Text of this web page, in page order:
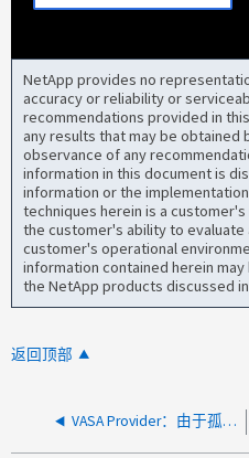
NetApp provides no
accuracy or reliability or
recommendations provided in
any results that may be
observance of any
information in this document is
information or the
techniques herein is a
the customer's ability to
customer's operational
information contained herein
the NetApp products discussed
返回顶部
VASA Provider：由于孤立对象 LUN，NetApp vVol 上的对象存储警报无法清除（错误：vVol 数据库多个 ID 匹配不一致）